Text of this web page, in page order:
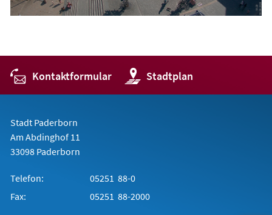
Kontaktformular Stadtplan
(Öffnet
in
einem
Stadt Paderborn
Am Abdinghof 11
33098 Paderborn
Telefon:
05251 88-0
Fax:
05251 88-2000